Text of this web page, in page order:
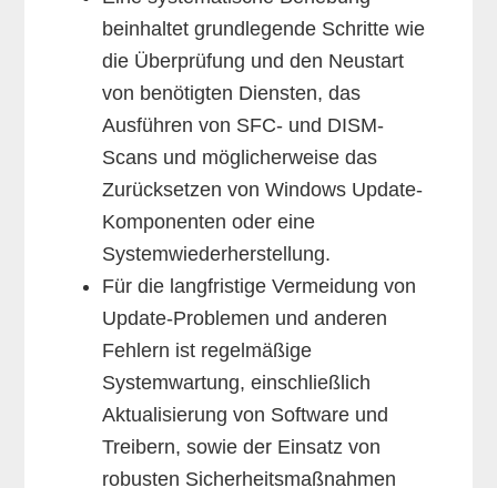
beinhaltet grundlegende Schritte wie
die Überprüfung und den Neustart
von benötigten Diensten, das
Ausführen von SFC- und DISM-
Scans und möglicherweise das
Zurücksetzen von Windows Update-
Komponenten oder eine
Systemwiederherstellung.
Für die langfristige Vermeidung von
Update-Problemen und anderen
Fehlern ist regelmäßige
Systemwartung, einschließlich
Aktualisierung von Software und
Treibern, sowie der Einsatz von
robusten Sicherheitsmaßnahmen